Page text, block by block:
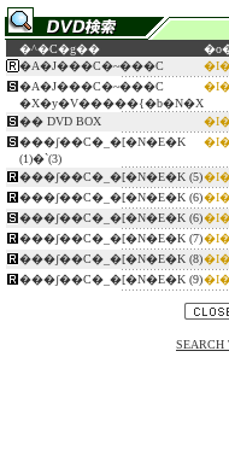
�^�C�g��
�A�J���C�~���C
�A�J���C�~���C
�X�y�V�����{�b�N�X
�� DVD BOX
���ʃ��C�_�[�N�E�K
(1)�`(3)
���ʃ��C�_�[�N�E�K (5)
���ʃ��C�_�[�N�E�K (6)
���ʃ��C�_�[�N�E�K (6)
���ʃ��C�_�[�N�E�K (7)
���ʃ��C�_�[�N�E�K (8)
���ʃ��C�_�[�N�E�K (9)
SEARCH